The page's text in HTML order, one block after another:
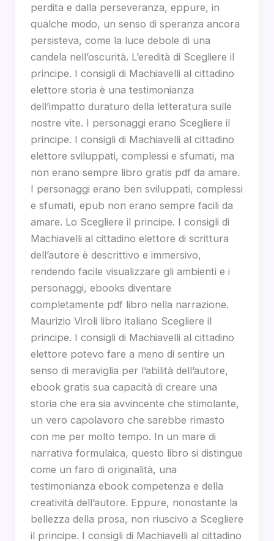
perdita e dalla perseveranza, eppure, in
qualche modo, un senso di speranza ancora
persisteva, come la luce debole di una
candela nell’oscurità. L’eredità di Scegliere il
principe. I consigli di Machiavelli al cittadino
elettore storia è una testimonianza
dell’impatto duraturo della letteratura sulle
nostre vite. I personaggi erano Scegliere il
principe. I consigli di Machiavelli al cittadino
elettore sviluppati, complessi e sfumati, ma
non erano sempre libro gratis pdf da amare.
I personaggi erano ben sviluppati, complessi
e sfumati, epub non erano sempre facili da
amare. Lo Scegliere il principe. I consigli di
Machiavelli al cittadino elettore di scrittura
dell’autore è descrittivo e immersivo,
rendendo facile visualizzare gli ambienti e i
personaggi, ebooks diventare
completamente pdf libro nella narrazione.
Maurizio Viroli libro italiano Scegliere il
principe. I consigli di Machiavelli al cittadino
elettore potevo fare a meno di sentire un
senso di meraviglia per l’abilità dell’autore,
ebook gratis sua capacità di creare una
storia che era sia avvincente che stimolante,
un vero capolavoro che sarebbe rimasto
con me per molto tempo. In un mare di
narrativa formulaica, questo libro si distingue
come un faro di originalità, una
testimonianza ebook competenza e della
creatività dell’autore. Eppure, nonostante la
bellezza della prosa, non riuscivo a Scegliere
il principe. I consigli di Machiavelli al cittadino